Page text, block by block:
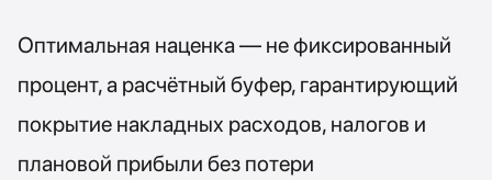
Оптимальная наценка — не фиксированный
процент, а расчётный буфер, гарантирующий
покрытие накладных расходов, налогов и
плановой прибыли без потери